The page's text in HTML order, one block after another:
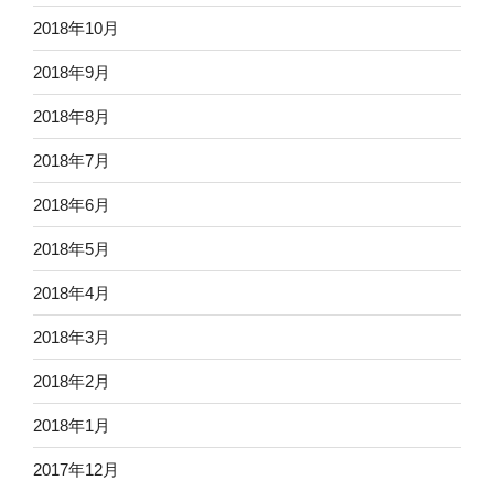
2018年10月
2018年9月
2018年8月
2018年7月
2018年6月
2018年5月
2018年4月
2018年3月
2018年2月
2018年1月
2017年12月